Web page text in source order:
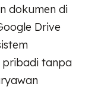
dokumen di
Drive
pribadi tanpa